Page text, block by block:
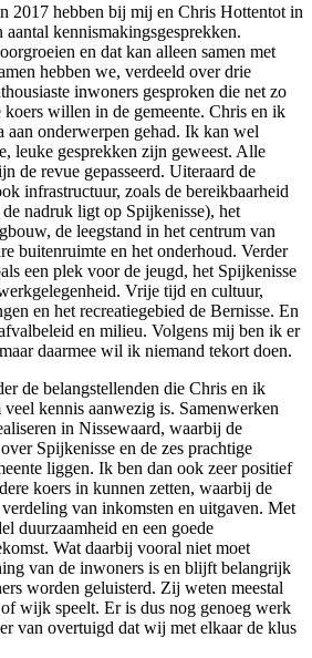
2017 hebben bij mij en Chris Hottentot in
aantal kennismakingsgesprekken.
en dat kan alleen samen met
hebben we, verdeeld over drie
inwoners gesproken die net zo
koers willen in de gemeente. Chris en ik
aan onderwerpen gehad. Ik kan wel
leuke gesprekken zijn geweest. Alle
de revue gepasseerd. Uiteraard de
infrastructuur, zoals de bereikbaarheid
nadruk ligt op Spijkenisse), het
de leegstand in het centrum van
buitenruimte en het onderhoud. Verder
een plek voor de jeugd, het Spijkenisse
Vrije tijd en cultuur,
en het recreatiegebied de Bernisse. En
en milieu. Volgens mij ben ik er
daarmee wil ik niemand tekort doen.
de belangstellenden die Chris en ik
kennis aanwezig is. Samenwerken
in Nissewaard, waarbij de
Spijkenisse en de zes prachtige
liggen. Ik ben dan ook zeer positief
koers in kunnen zetten, waarbij de
van inkomsten en uitgaven. Met
duurzaamheid en een goede
Wat daarbij vooral niet moet
van de inwoners is en blijft belangrijk
worden geluisterd. Zij weten meestal
wijk speelt. Er is dus nog genoeg werk
van overtuigd dat wij met elkaar de klus